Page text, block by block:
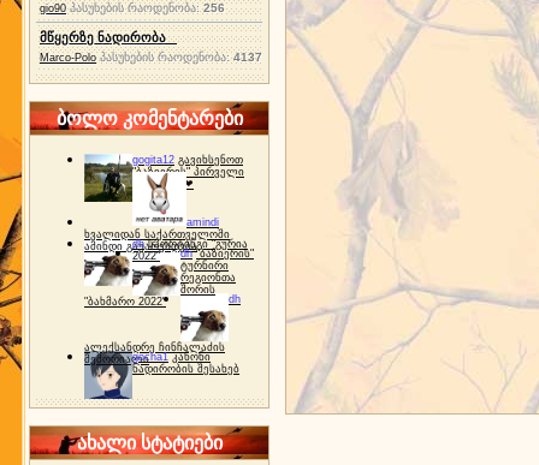
gio90 პასუხების რაოდენობა:256
მწყერზე ნადირობა
Marco-Polo პასუხების რაოდენობა:4137
ბოლო კომენტარები
gogita12 გავიხსენოთ
"ბაზიერის" პირველი
ტურნირი ❤
amindi
ხვალიდან საქართველოში
ამინდი გაუარესდება
dh სპორტინგი "გურია
2022"
dh "ბაზიერის"
ტურნირი
რეგიონთა
შორის
"ბახმარო 2022"
dh
ალექსანდრე ჩინჩალაძის
მემორიალიgocha1 კანონი
ნადირობის შესახებ
ახალი სტატიები